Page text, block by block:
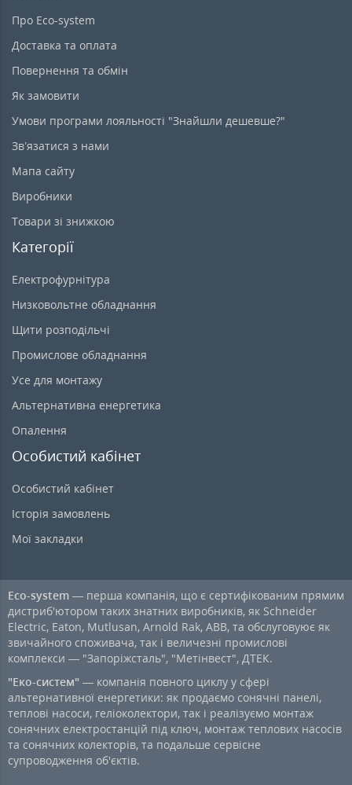
Про Eco-system
Доставка та оплата
Повернення та обмін
Як замовити
Умови програми лояльності "Знайшли дешевше?"
Зв’язатися з нами
Мапа сайту
Виробники
Товари зі знижкою
Категорії
Електрофурнітура
Низковольтне обладнання
Щити розподільчі
Промислове обладнання
Усе для монтажу
Альтернативна енергетика
Опалення
Особистий кабінет
Особистий кабінет
Історія замовлень
Мої закладки
Eco-system — перша компанія, що є сертифікованим прямим
дистриб'ютором таких знатних виробників, як Schneider
Electric, Eaton, Mutlusan, Arnold Rak, ABB, та обслуговуює як
звичайного споживача, так і величезні промислові
комплекси — "Запоріжсталь", "Метінвест", ДТЕК.
"Еко-систем" — компанія повного циклу у сфері
альтернативної енергетики: як продаємо сонячні панелі,
теплові насоси, геліоколектори, так і реалізуємо монтаж
сонячних електростанцій під ключ, монтаж теплових насосів
та сонячних колекторів, та подальше сервісне
супроводження об'єктів.